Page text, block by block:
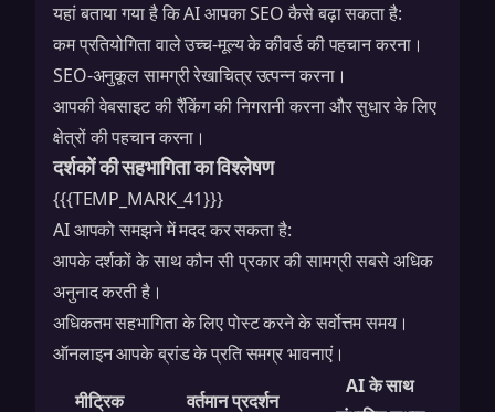
यहां बताया गया है कि AI आपका SEO कैसे बढ़ा सकता है:
कम प्रतियोगिता वाले उच्च-मूल्य के कीवर्ड की पहचान करना।
SEO-अनुकूल सामग्री रेखाचित्र उत्पन्न करना।
आपकी वेबसाइट की रैंकिंग की निगरानी करना और सुधार के लिए
क्षेत्रों की पहचान करना।
दर्शकों की सहभागिता का विश्लेषण
{{{TEMP_MARK_41}}}
AI आपको समझने में मदद कर सकता है:
आपके दर्शकों के साथ कौन सी प्रकार की सामग्री सबसे अधिक
अनुनाद करती है।
अधिकतम सहभागिता के लिए पोस्ट करने के सर्वोत्तम समय।
ऑनलाइन आपके ब्रांड के प्रति समग्र भावनाएं।
मीट्रिक
वर्तमान प्रदर्शन
AI के साथ